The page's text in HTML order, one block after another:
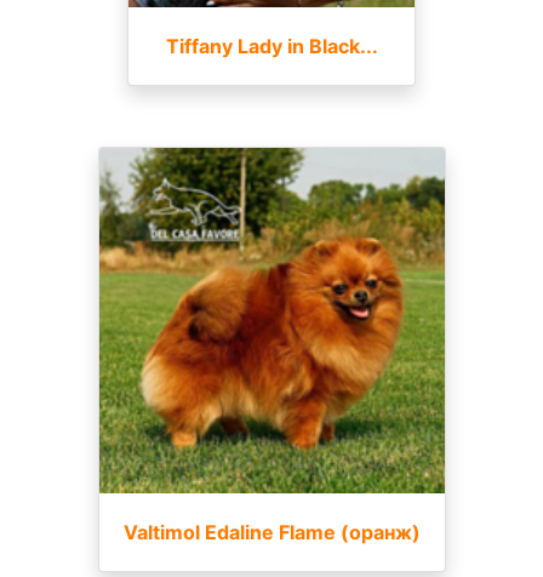
Tiffany Lady in Black...
Valtimol Edaline Flame (оранж)